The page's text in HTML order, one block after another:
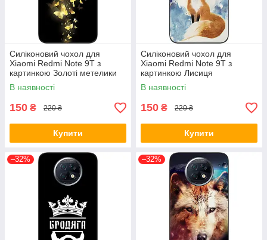
Силіконовий чохол для
Xiaomi Redmi Note 9T з
картинкою Золоті метелики
В наявності
150 ₴ 220 ₴
Купити
Силіконовий чохол для
Xiaomi Redmi Note 9T з
картинкою Лисиця
В наявності
150 ₴ 220 ₴
Купити
–32% –32%